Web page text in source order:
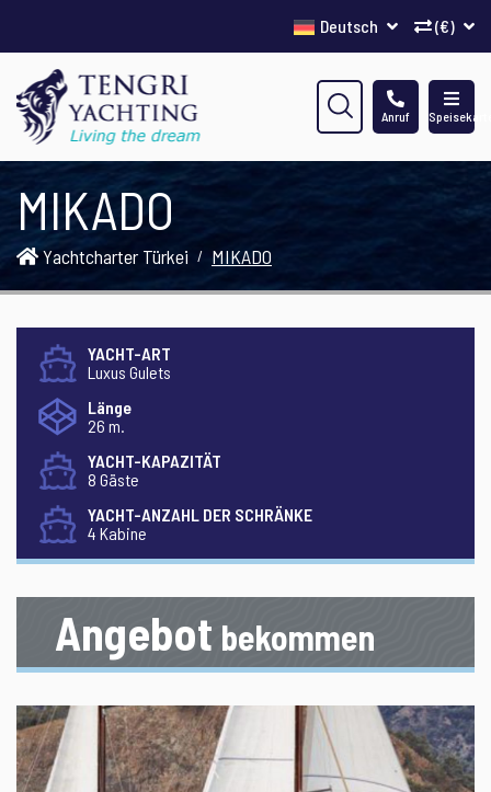
(€)
Deutsch
Anruf
MIKADO
Yachtcharter Türkei MIKADO
YACHT-ART
Luxus Gulets
Länge
26 m.
YACHT-KAPAZITÄT
8 Gäste
YACHT-ANZAHL DER SCHRÄNKE
4 Kabine
Angebot bekommen